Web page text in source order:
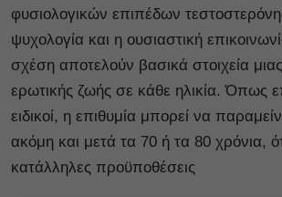
φυσιολογικών επιπέδων
ψυχολογία και η ουσιαστική
σχέση αποτελούν βασικά στοιχεία μιας
ερωτικής ζωής σε κάθε ηλικία. Όπως
ειδικοί, η επιθυμία μπορεί να
ακόμη και μετά τα 70 ή τα 80 χρόνια,
κατάλληλες προϋποθέσεις